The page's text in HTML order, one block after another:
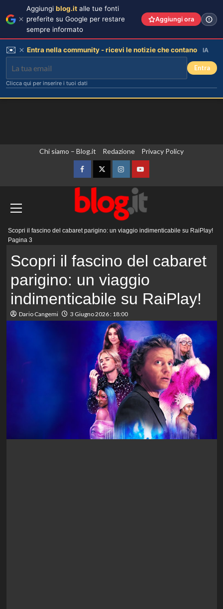
Chi siamo – Blog.it Redazione Privacy Policy
FacebookTwitterInstagramYouTube
principale
Scopri il fascino del cabaret parigino: un viaggio indimenticabile su RaiPlay!
Pagina 3
Scopri il fascino del cabaret
parigino: un viaggio
indimenticabile su RaiPlay!
Dario Cangemi 3 Giugno 2026 : 18:00
Aggiungi blog.it alle tue fonti
preferite su Google per restare
sempre informato
Aggiungi ora
✉️ Entra nella community - ricevi le notizie che contano IA
Entra
Clicca qui per inserire i tuoi dati